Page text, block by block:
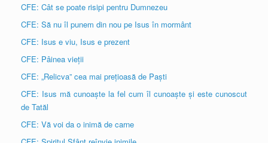
CFE: Cât se poate risipi pentru Dumnezeu
CFE: Să nu îl punem din nou pe Isus în mormânt
CFE: Isus e viu, Isus e prezent
CFE: Pâinea vieții
CFE: „Relicva” cea mai prețioasă de Paști
CFE: Isus mă cunoaște la fel cum îl cunoaște și este cunoscut
de Tatăl
CFE: Vă voi da o inimă de carne